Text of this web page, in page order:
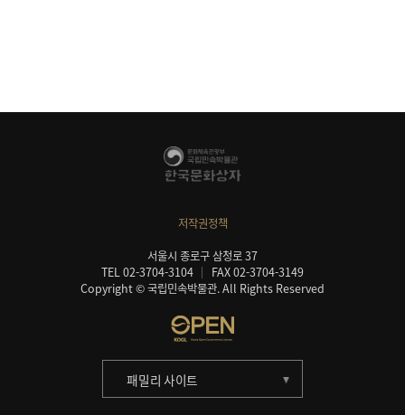
저작권정책
서울시 종로구 삼청로 37
TEL 02-3704-3104
FAX 02-3704-3149
Copyright © 국립민속박물관. All Rights Reserved
패밀리 사이트